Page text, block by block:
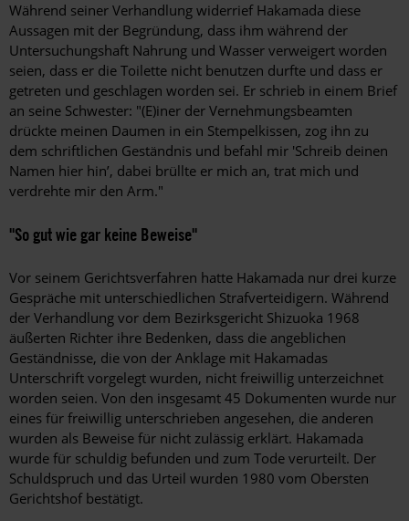
Während seiner Verhandlung widerrief Hakamada diese
Aussagen mit der Begründung, dass ihm während der
Untersuchungshaft Nahrung und Wasser verweigert worden
seien, dass er die Toilette nicht benutzen durfte und dass er
getreten und geschlagen worden sei. Er schrieb in einem Brief
an seine Schwester: "(E)iner der Vernehmungsbeamten
drückte meinen Daumen in ein Stempelkissen, zog ihn zu
dem schriftlichen Geständnis und befahl mir 'Schreib deinen
Namen hier hin’, dabei brüllte er mich an, trat mich und
verdrehte mir den Arm."
"So gut wie gar keine Beweise"
Vor seinem Gerichtsverfahren hatte Hakamada nur drei kurze
Gespräche mit unterschiedlichen Strafverteidigern. Während
der Verhandlung vor dem Bezirksgericht Shizuoka 1968
äußerten Richter ihre Bedenken, dass die angeblichen
Geständnisse, die von der Anklage mit Hakamadas
Unterschrift vorgelegt wurden, nicht freiwillig unterzeichnet
worden seien. Von den insgesamt 45 Dokumenten wurde nur
eines für freiwillig unterschrieben angesehen, die anderen
wurden als Beweise für nicht zulässig erklärt. Hakamada
wurde für schuldig befunden und zum Tode verurteilt. Der
Schuldspruch und das Urteil wurden 1980 vom Obersten
Gerichtshof bestätigt.